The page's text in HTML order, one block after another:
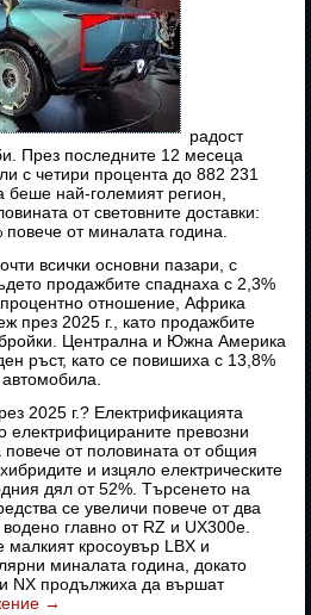
радост
През последните 12 месеца
с четири процента до 882 231
най-големият регион,
от световните доставки:
от миналата година.
всички основни пазари, с
продажбите спаднаха с 2,3%
отношение, Африка
през 2025 г., като продажбите
Централна и Южна Америка
ръст, като се повишиха с 13,8%
2025 г.? Електрификацията
електрифицираните превозни
повече от половината от общия
и изцяло електрическите
дял от 52%. Търсенето на
се увеличи повече от два
главно от RZ и UX300e.
малкият кросоувър LBX и
миналата година, докато
NX продължиха да вършат
→